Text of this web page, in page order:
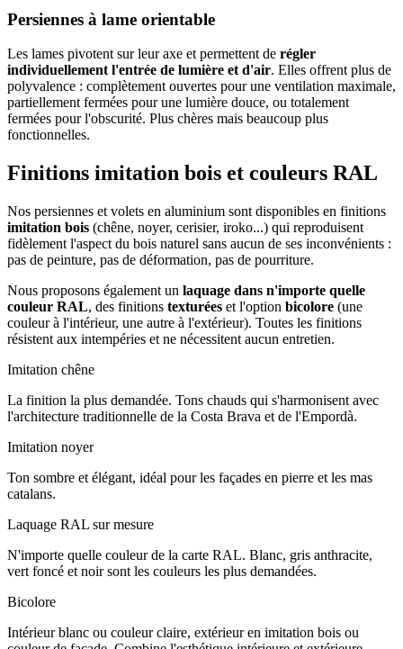
Persiennes à lame orientable
Les lames pivotent sur leur axe et permettent de régler
individuellement l'entrée de lumière et d'air. Elles offrent plus de
polyvalence : complètement ouvertes pour une ventilation maximale,
partiellement fermées pour une lumière douce, ou totalement
fermées pour l'obscurité. Plus chères mais beaucoup plus
fonctionnelles.
Finitions imitation bois et couleurs RAL
Nos persiennes et volets en aluminium sont disponibles en finitions
imitation bois (chêne, noyer, cerisier, iroko...) qui reproduisent
fidèlement l'aspect du bois naturel sans aucun de ses inconvénients :
pas de peinture, pas de déformation, pas de pourriture.
Nous proposons également un laquage dans n'importe quelle
couleur RAL, des finitions texturées et l'option bicolore (une
couleur à l'intérieur, une autre à l'extérieur). Toutes les finitions
résistent aux intempéries et ne nécessitent aucun entretien.
Imitation chêne
La finition la plus demandée. Tons chauds qui s'harmonisent avec
l'architecture traditionnelle de la Costa Brava et de l'Empordà.
Imitation noyer
Ton sombre et élégant, idéal pour les façades en pierre et les mas
catalans.
Laquage RAL sur mesure
N'importe quelle couleur de la carte RAL. Blanc, gris anthracite,
vert foncé et noir sont les couleurs les plus demandées.
Bicolore
Intérieur blanc ou couleur claire, extérieur en imitation bois ou